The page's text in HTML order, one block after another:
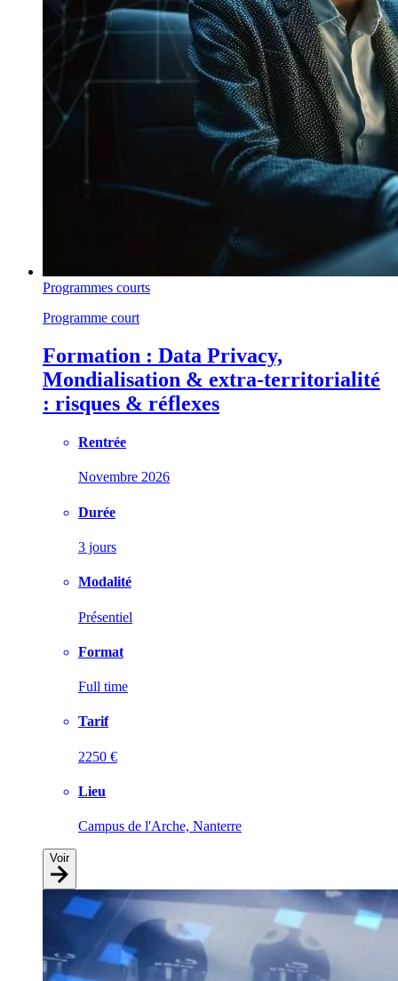
Programmes courts
Programme court
Formation : Data Privacy,
Mondialisation & extra-territorialité
: risques & réflexes
Rentrée
Novembre 2026
Durée
3 jours
Modalité
Présentiel
Format
Full time
Tarif
2250 €
Lieu
Campus de l'Arche, Nanterre
Voir